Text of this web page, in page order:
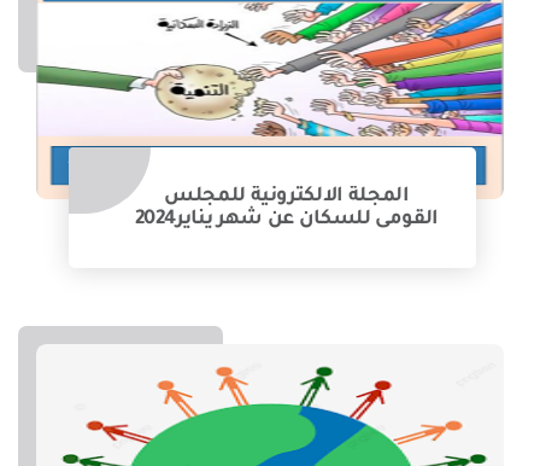
المجلة الالكترونية للمجلس
القومى للسكان عن شهر يناير2024